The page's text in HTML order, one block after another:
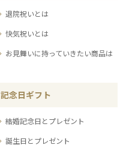
退院祝いとは
快気祝いとは
お見舞いに持っていきたい商品は
記念日ギフト
結婚記念日とプレゼント
誕生日とプレゼント